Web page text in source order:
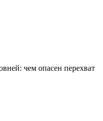
чем опасен перехват